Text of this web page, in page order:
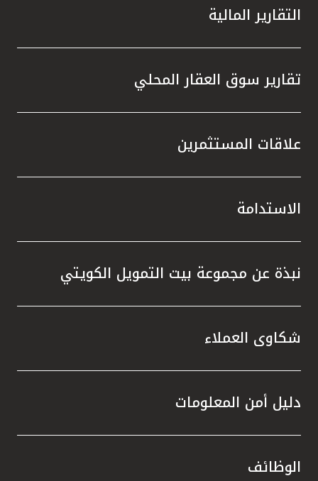
التقارير المالية
تقارير سوق العقار المحلي
علاقات المستثمرين
الاستدامة
نبذة عن مجموعة بيت التمويل الكويتي
شكاوى العملاء
دليل أمن المعلومات
الوظائف